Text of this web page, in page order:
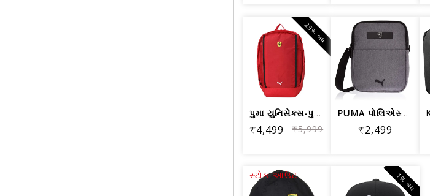
પુમા યુનિસેક્સ-પુખ્ત ફેરારી SPTWR રેસ...
₹4,499 ₹5,999
25% બંધ
PUMA પોલિએસ્ટર 17 સેમી ચારકોલ ગ્રે મે...
₹2,499
સ્ટોક આઉટ 1% બંધ